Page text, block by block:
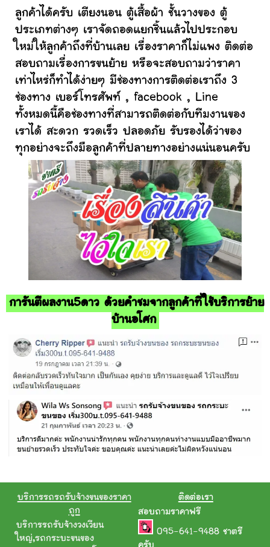
ลูกค้าได้ครับ เตียงนอน ตู้เสื้อผ้า ชั้นวางของ ตู้
ประเภทต่างๆ เราจัดถอดแยกชิ้นแล้วไปประกอบ
ใหม่ให้ลูกค้าถึงที่บ้านเลย เรื่องราคาก็ไม่แพง ติดต่อ
สอบถามเรื่องการขนย้าย หรือจะสอบถามว่าราคา
เท่าไหร่ก็ทำได้ง่ายๆ มีช่องทางการติดต่อเราถึง 3
ช่องทาง เบอร์โทรศัพท์ , facebook , Line
ทั้งหมดนี้คือช่องทางที่สามารถติดต่อกับทีมงานของ
เราได้ สะดวก รวดเร็ว ปลอดภัย รับรองได้ว่าของ
ทุกอย่างจะถึงมือลูกค้าที่ปลายทางอย่างแน่นอนครับ
การันตีผลงาน5ดาว ด้วยคำชมจากลูกค้าที่ใช้บริการย้าย
บ้านอโศก
บริการรถรถรับจ้างขนของราคา
ถูก
บริการรถรับจ้างวงเวียน
ใหญ่,รถกระบะขนของ
ติดต่อเรา
สอบถามราคาฟรี
095-641-9488 ชาตรี